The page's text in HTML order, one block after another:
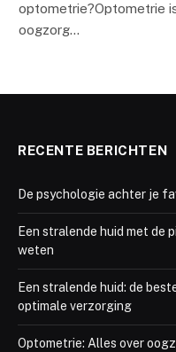
optometrie?Optometrie
oogzorg…
RECENTE BERICHTEN
De psychologie achter je
Een stralende huid met de
weten
Een stralende huid: de
optimale verzorging
Optometrie: Alles over